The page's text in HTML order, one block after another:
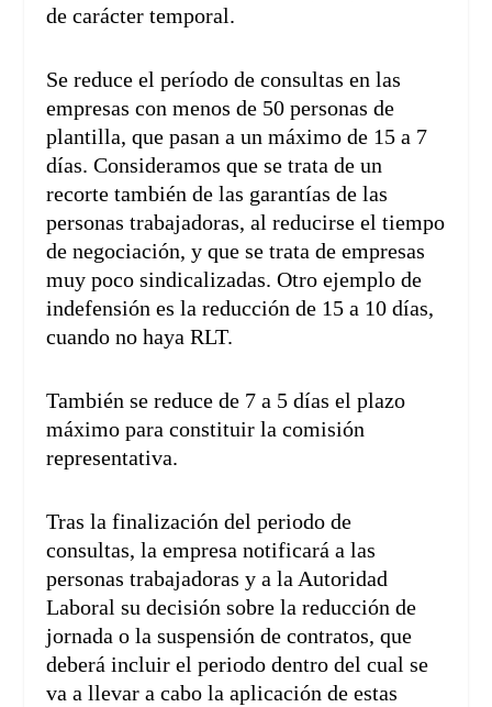
de carácter temporal.
Se reduce el período de consultas en las
empresas con menos de 50 personas de
plantilla, que pasan a un máximo de 15 a 7
días. Consideramos que se trata de un
recorte también de las garantías de las
personas trabajadoras, al reducirse el tiempo
de negociación, y que se trata de empresas
muy poco sindicalizadas. Otro ejemplo de
indefensión es la reducción de 15 a 10 días,
cuando no haya RLT.
También se reduce de 7 a 5 días el plazo
máximo para constituir la comisión
representativa.
Tras la finalización del periodo de
consultas, la empresa notificará a las
personas trabajadoras y a la Autoridad
Laboral su decisión sobre la reducción de
jornada o la suspensión de contratos, que
deberá incluir el periodo dentro del cual se
va a llevar a cabo la aplicación de estas